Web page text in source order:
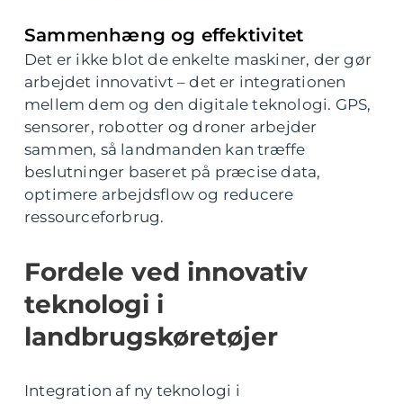
Sammenhæng og effektivitet
Det er ikke blot de enkelte maskiner, der gør
arbejdet innovativt – det er integrationen
mellem dem og den digitale teknologi. GPS,
sensorer, robotter og droner arbejder
sammen, så landmanden kan træffe
beslutninger baseret på præcise data,
optimere arbejdsflow og reducere
ressourceforbrug.
Fordele ved innovativ
teknologi i
landbrugskøretøjer
Integration af ny teknologi i